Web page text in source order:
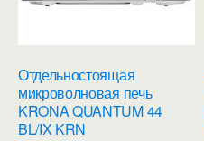
Отдельностоящая
микроволновая печь
KRONA QUANTUM 44
BL/IX KRN